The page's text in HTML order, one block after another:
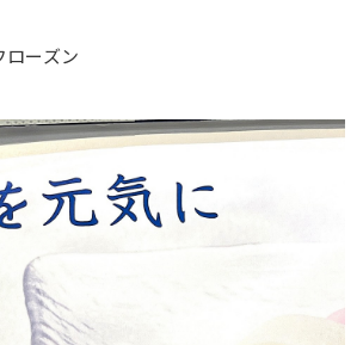
ローズン